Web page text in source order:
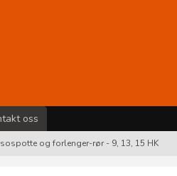
oss
og forlenger-rør - 9, 13, 15 HK